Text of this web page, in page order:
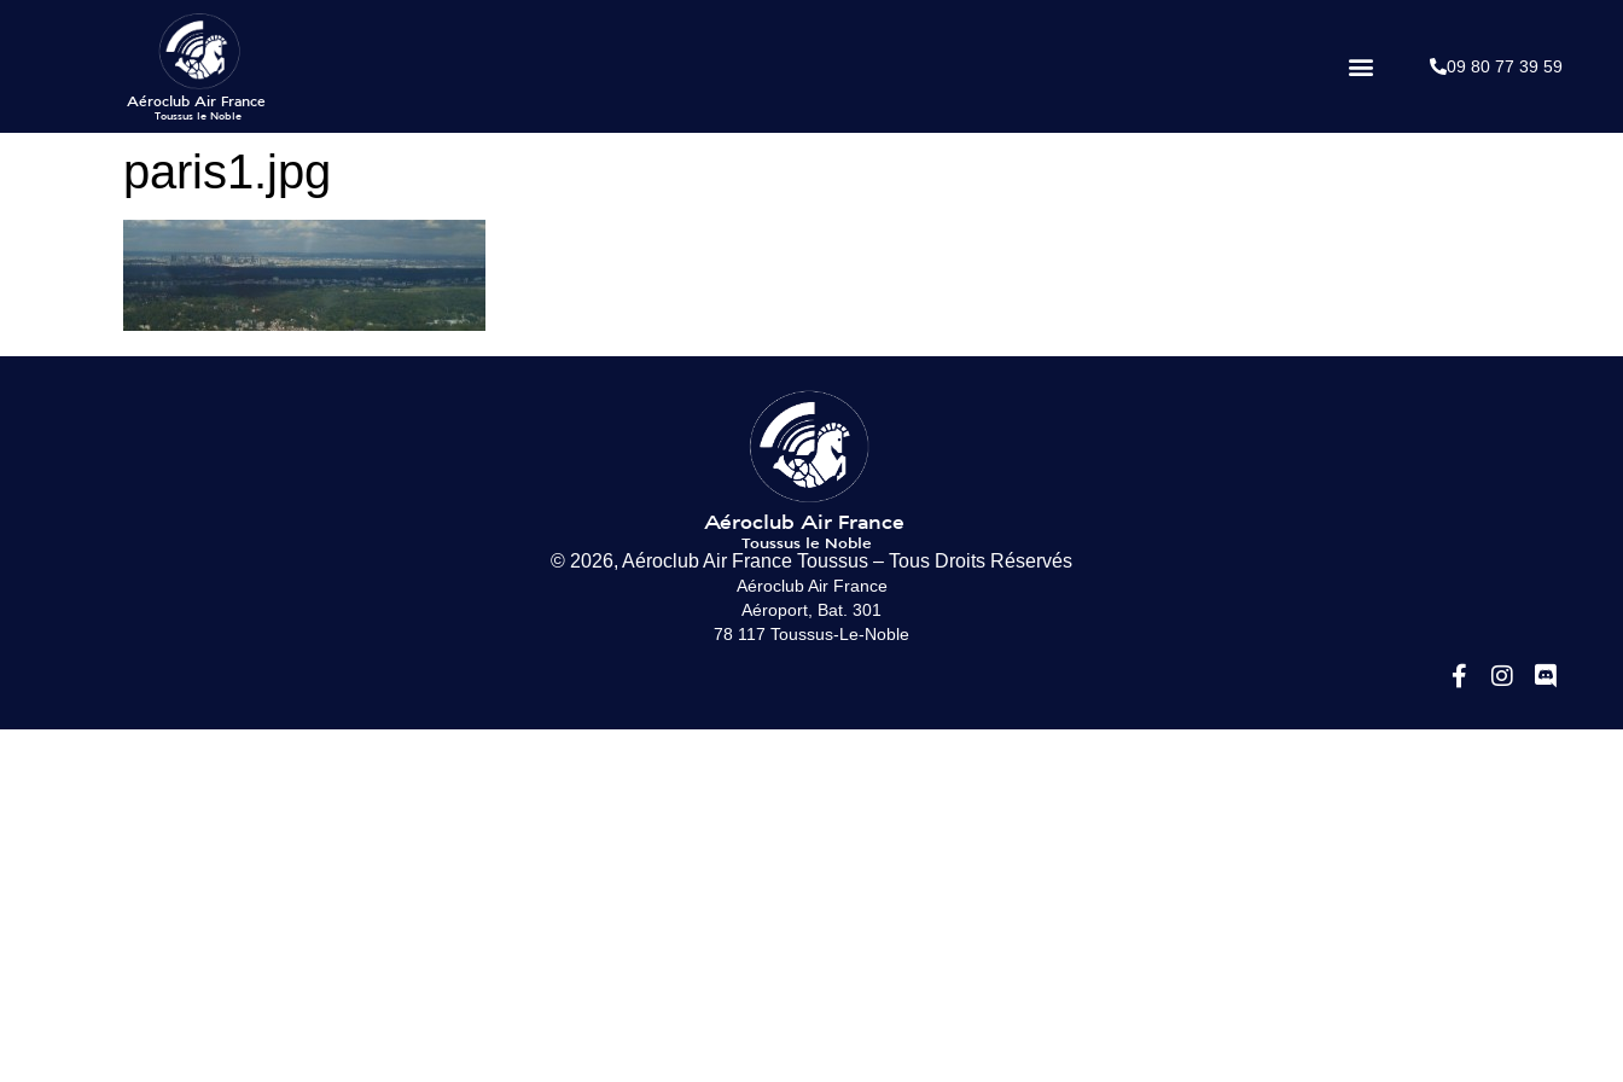
09 80 77 39 59
paris1.jpg
© 2026, Aéroclub Air France Toussus – Tous Droits Réservés
Aéroclub Air France
Aéroport, Bat. 301
78 117 Toussus-Le-Noble